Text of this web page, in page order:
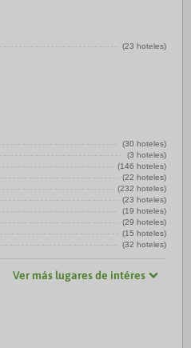
(23 hoteles)
(30 hoteles)
(3 hoteles)
(146 hoteles)
(22 hoteles)
(232 hoteles)
(23 hoteles)
(19 hoteles)
(29 hoteles)
(15 hoteles)
(32 hoteles)
Ver más lugares de intéres